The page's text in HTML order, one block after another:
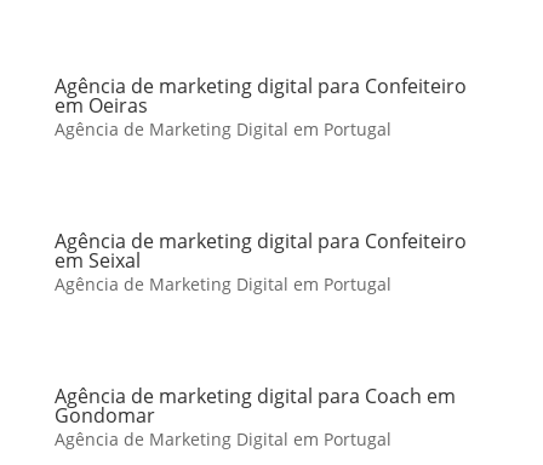
Agência de marketing digital para Confeiteiro
em Oeiras
Agência de Marketing Digital em Portugal
Agência de marketing digital para Confeiteiro
em Seixal
Agência de Marketing Digital em Portugal
Agência de marketing digital para Coach em
Gondomar
Agência de Marketing Digital em Portugal